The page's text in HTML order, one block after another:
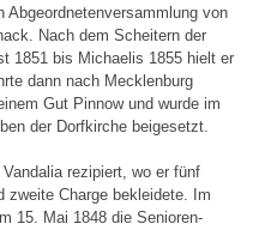
Abgeordnetenversammlung von
Nach dem Scheitern der
1851 bis Michaelis 1855 hielt er
dann nach Mecklenburg
Gut Pinnow und wurde im
der Dorfkirche beigesetzt.
rezipiert, wo er fünf
zweite Charge bekleidete. Im
15. Mai 1848 die Senioren-